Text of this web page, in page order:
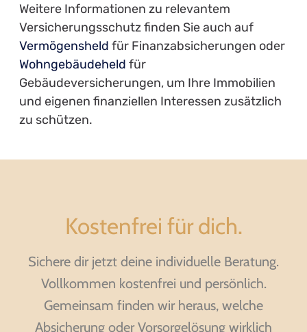
Weitere Informationen zu relevantem
Versicherungsschutz finden Sie auch auf
Vermögensheld für Finanzabsicherungen oder
Wohngebäudeheld für
Gebäudeversicherungen, um Ihre Immobilien
und eigenen finanziellen Interessen zusätzlich
zu schützen.
Kostenfrei für dich.
Sichere dir jetzt deine individuelle Beratung.
Vollkommen kostenfrei und persönlich.
Gemeinsam finden wir heraus, welche
Absicherung oder Vorsorgelösung wirklich